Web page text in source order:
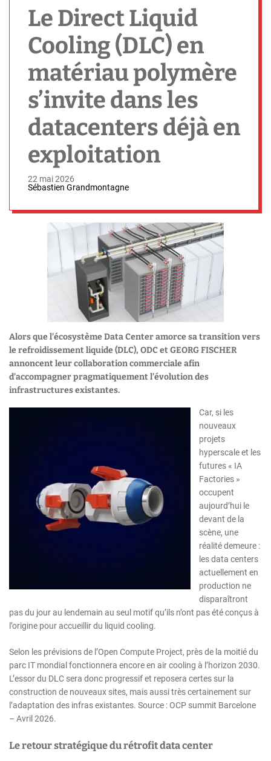
Le Direct Liquid
Cooling (DLC) en
matériau polymère
s’invite dans les
datacenters déjà en
exploitation
22 mai 2026
Sébastien Grandmontagne
Alors que l’écosystème Data Center amorce sa transition vers
le refroidissement liquide (DLC), ODC et GEORG FISCHER
annoncent leur collaboration commerciale afin
d’accompagner pragmatiquement l’évolution des
infrastructures existantes.
Car, si les
nouveaux
projets
hyperscale et les
futures « IA
Factories »
occupent
aujourd’hui le
devant de la
scène, une
réalité demeure :
les data centers
actuellement en
production ne
disparaîtront
pas du jour au lendemain au seul motif qu’ils n’ont pas été conçus à
l’origine pour accueillir du liquid cooling.
Selon les prévisions de l’Open Compute Project, près de la moitié du
parc IT mondial fonctionnera encore en air cooling à l’horizon 2030.
L’essor du DLC sera donc progressif et reposera certes sur la
construction de nouveaux sites, mais aussi très certainement sur
l’adaptation des infras existantes. Source : OCP summit Barcelone
– Avril 2026.
Le retour stratégique du rétrofit data center